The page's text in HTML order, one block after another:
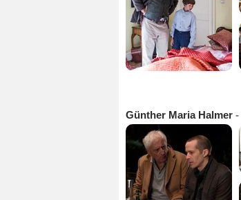
Günther Maria Halmer -